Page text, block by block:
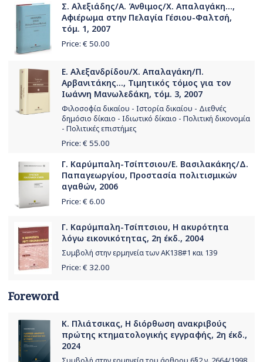
Σ. Αλεξιάδης/Α. Άνθιμος/Χ. Απαλαγάκη...,
Αφιέρωμα στην Πελαγία Γέσιου-Φαλτσή,
τόμ. 1, 2007
Price: € 50.00
Ε. Αλεξανδρίδου/Χ. Απαλαγάκη/Π.
Αρβανιτάκης..., Τιμητικός τόμος για τον
Ιωάννη Μανωλεδάκη, τόμ. 3, 2007
Φιλοσοφία δικαίου - Ιστορία δικαίου - Διεθνές
δημόσιο δίκαιο - Ιδιωτικό δίκαιο - Πολιτική δικονομία
- Πολιτικές επιστήμες
Price: € 55.00
Γ. Καρύμπαλη-Τσίπτσιου/Ε. Βασιλακάκης/Δ.
Παπαγεωργίου, Προστασία πολιτισμικών
αγαθών, 2006
Price: € 6.00
Γ. Καρύμπαλη-Τσίπτσιου, Η ακυρότητα
λόγω εικονικότητας, 2η έκδ., 2004
Συμβολή στην ερμηνεία των ΑΚ138#1 και 139
Price: € 32.00
Foreword
Κ. Πλιάτσικας, Η διόρθωση ανακριβούς
πρώτης κτηματολογικής εγγραφής, 2η έκδ.,
2024